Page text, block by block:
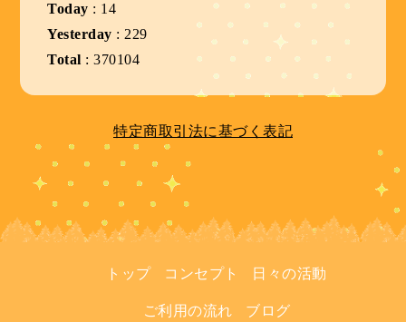
Today : 14
Yesterday : 229
Total :370104
特定商取引法に基づく表記
トップ コンセプト 日々の活動
ご利用の流れ ブログ